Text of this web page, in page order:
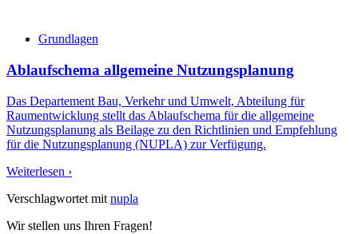
Grundlagen
Ablaufschema allgemeine Nutzungsplanung
Das Departement Bau, Verkehr und Umwelt, Abteilung für
Raumentwicklung stellt das Ablaufschema für die allgemeine
Nutzungsplanung als Beilage zu den Richtlinien und Empfehlung
für die Nutzungsplanung (NUPLA) zur Verfügung.
Weiterlesen ›
Verschlagwortet mit nupla
Wir stellen uns Ihren Fragen!